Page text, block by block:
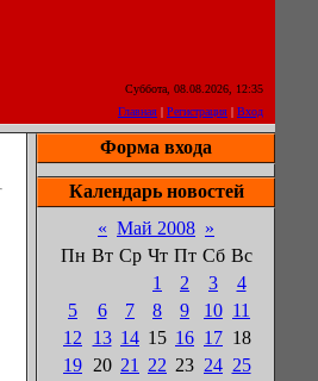
Суббота, 08.08.2026, 12:35
Главная | Регистрация | Вход
Форма входа
Календарь новостей
« Май 2008 »
Пн Вт Ср Чт Пт Сб Вс
1
2 3
4
5
6 7 8 9 10 11
12
13 14 15 16 17 18
19 20 21 22 23 24 25